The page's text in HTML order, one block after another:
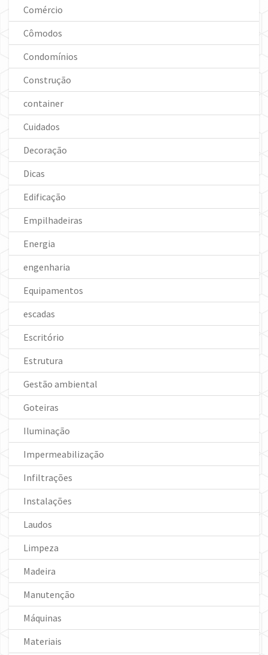
Comércio
Cômodos
Condomínios
Construção
container
Cuidados
Decoração
Dicas
Edificação
Empilhadeiras
Energia
engenharia
Equipamentos
escadas
Escritório
Estrutura
Gestão ambiental
Goteiras
Iluminação
Impermeabilização
Infiltrações
Instalações
Laudos
Limpeza
Madeira
Manutenção
Máquinas
Materiais